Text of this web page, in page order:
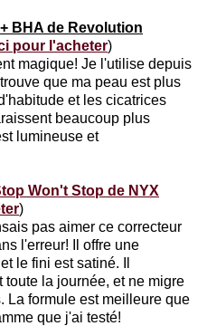
BHA de Revolution
pour l'acheter)
magique! Je l'utilise depuis
que ma peau est plus
et les cicatrices
beaucoup plus
lumineuse et
Won't Stop de NYX
)
pas aimer ce correcteur
l'erreur! Il offre une
le fini est satiné. Il
toute la journée, et ne migre
La formule est meilleure que
que j'ai testé!